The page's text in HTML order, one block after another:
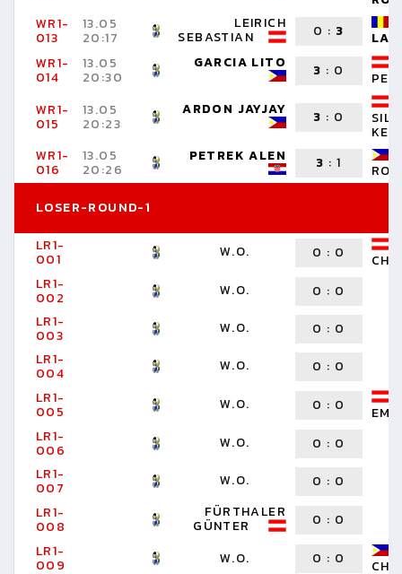
WR1-
013
13.05
20:17
LEIRICH
SEBASTIAN 0 : 3
WR1-
014
13.05
20:30
GARCIA LITO 3 : 0
WR1-
015
13.05
20:23
ARDON JAYJAY 3 : 0
WR1-
016
13.05
20:26
PETREK ALEN 3 :1
LOSER-ROUND-1
LR1-
001 W.O. 0 : 0
LR1-
002 W.O. 0 : 0
LR1-
003 W.O. 0 : 0
LR1-
004 W.O. 0 : 0
LR1-
005 W.O. 0 : 0
EMIL
LR1-
006 W.O. 0 : 0
LR1-
007 W.O. 0 : 0
LR1-
008
FÜRTHALER
GÜNTER 0 : 0
LR1-
009 W.O. 0 : 0